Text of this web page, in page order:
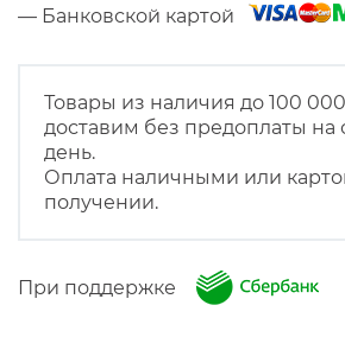
— Банковской картой
Товары из наличия до 100
доставим без предоплаты
день.
Оплата наличными или
получении.
При поддержке